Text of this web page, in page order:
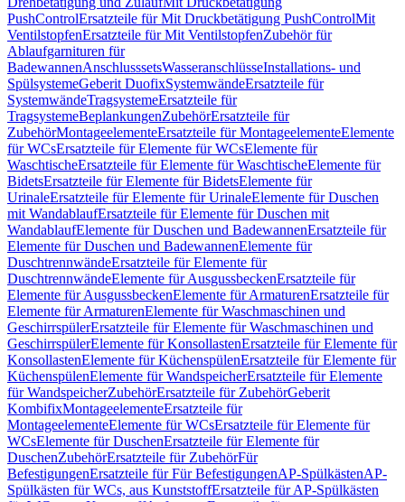
PushControlErsatzteile für Mit Druckbetätigung PushControlMit
VentilstopfenErsatzteile für Mit VentilstopfenZubehör für
Ablaufgarnituren für
BadewannenAnschlusssetsWasseranschlüsseInstallations- und
SpülsystemeGeberit DuofixSystemwändeErsatzteile für
SystemwändeTragsystemeErsatzteile für
TragsystemeBeplankungenZubehörErsatzteile für
ZubehörMontageelementeErsatzteile für MontageelementeElemente
für WCsErsatzteile für Elemente für WCsElemente für
WaschtischeErsatzteile für Elemente für WaschtischeElemente für
BidetsErsatzteile für Elemente für BidetsElemente für
UrinaleErsatzteile für Elemente für UrinaleElemente für Duschen
mit WandablaufErsatzteile für Elemente für Duschen mit
WandablaufElemente für Duschen und BadewannenErsatzteile für
Elemente für Duschen und BadewannenElemente für
DuschtrennwändeErsatzteile für Elemente für
DuschtrennwändeElemente für AusgussbeckenErsatzteile für
Elemente für AusgussbeckenElemente für ArmaturenErsatzteile für
Elemente für ArmaturenElemente für Waschmaschinen und
GeschirrspülerErsatzteile für Elemente für Waschmaschinen und
GeschirrspülerElemente für KonsollastenErsatzteile für Elemente für
KonsollastenElemente für KüchenspülenErsatzteile für Elemente für
KüchenspülenElemente für WandspeicherErsatzteile für Elemente
für WandspeicherZubehörErsatzteile für ZubehörGeberit
KombifixMontageelementeErsatzteile für
MontageelementeElemente für WCsErsatzteile für Elemente für
WCsElemente für DuschenErsatzteile für Elemente für
DuschenZubehörErsatzteile für ZubehörFür
BefestigungenErsatzteile für Für BefestigungenAP-SpülkästenAP-
Spülkästen für WCs, aus KunststoffErsatzteile für AP-Spülkästen